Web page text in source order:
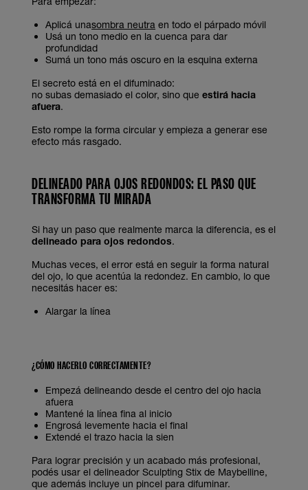
Aplicá unasombra neutra en todo el párpado móvil
Usá un tono medio en la cuenca para dar
profundidad
Sumá un tono más oscuro en la esquina externa
El secreto está en el difuminado:
no subas demasiado el color, sino que estirá hacia
afuera.
Esto rompe la forma circular y empieza a generar ese
efecto más rasgado.
DELINEADO PARA OJOS REDONDOS: EL PASO QUE
TRANSFORMA TU MIRADA
Si hay un paso que realmente marca la diferencia, es el
delineado para ojos redondos.
Muchas veces, el error está en seguir la forma natural
del ojo, lo que acentúa la redondez. En cambio, lo que
necesitás hacer es:
Alargar la línea
¿CÓMO HACERLO CORRECTAMENTE?
Empezá delineando desde el centro del ojo hacia
afuera
Mantené la línea fina al inicio
Engrosá levemente hacia el final
Extendé el trazo hacia la sien
Para lograr precisión y un acabado más profesional,
podés usar el delineador Sculpting Stix de Maybelline,
que además incluye un pincel para difuminar.